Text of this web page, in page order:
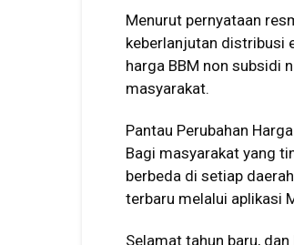
Menurut pernyataan
keberlanjutan distribusi
harga BBM non subsidi
masyarakat.
Pantau Perubahan
Bagi masyarakat yang
berbeda di setiap
terbaru melalui aplikasi
Selamat tahun baru,